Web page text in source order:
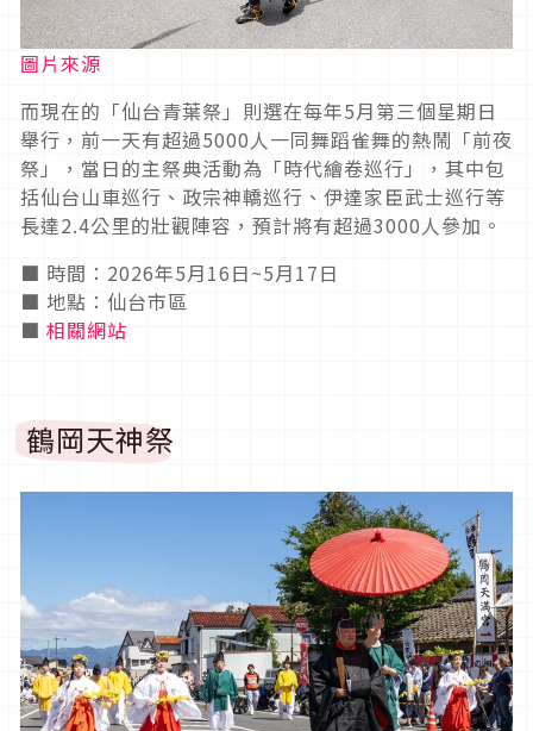
圖片來源
而現在的「仙台青葉祭」則選在每年5月第三個星期日
舉行，前一天有超過5000人一同舞蹈雀舞的熱鬧「前夜
祭」，當日的主祭典活動為「時代繪卷巡行」，其中包
括仙台山車巡行、政宗神轎巡行、伊達家臣武士巡行等
長達2.4公里的壯觀陣容，預計將有超過3000人參加。
■ 時間：2026年5月16日~5月17日
■ 地點：仙台市區
■ 相關網站
鶴岡天神祭